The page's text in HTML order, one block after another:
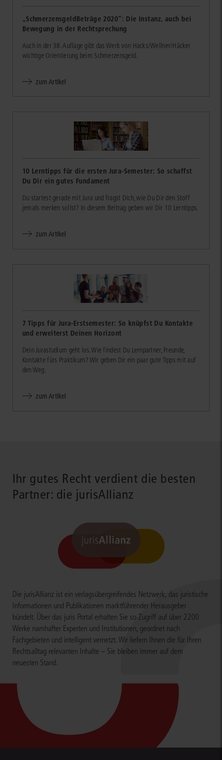
„SchmerzensgeldBeträge 2020“: Die Instanz, auch bei
Bewegung in der Rechtsprechung
Auch in der 38. Auflage gibt das Werk von Hacks/Wellner/Häcker
wichtige Orientierung beim Schmerzensgeld.
zum Artikel
10 Lerntipps für die ersten Jura-Semester: So schaffst
Du Dir ein gutes Fundament
Du startest gerade mit Jura und fragst Dich, wie Du Dir den Stoff
jemals merken sollst? In diesem Beitrag geben wir Dir 10 Lerntipps.
zum Artikel
7 Tipps für Jura-Erstsemester: So knüpfst Du Kontakte
und erweiterst Deinen Horizont
Dein Jurastudium geht los. Wie findest Du Lernpartner, Freunde,
Kontakte fürs Praktikum? Wir geben Dir ein paar gute Tipps mit auf
den Weg.
zum Artikel
Ihr gutes Recht verdient die besten
Partner: die jurisAllianz
Die jurisAllianz ist ein verlagsübergreifendes Netzwerk, das juristische
Informationen und Publikationen marktführender Herausgeber
bündelt. Über das juris Portal erhalten Sie so Zugriff auf über 2200
Werke namhafter Experten und Institutionen, geordnet nach
Fachgebieten und intelligent vernetzt. Wir liefern Ihnen die für Ihren
Rechtsalltag relevanten Inhalte – Sie bleiben immer auf dem
neuesten Stand.